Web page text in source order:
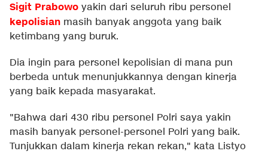
Sigit Prabowo yakin dari seluruh ribu personel
kepolisian masih banyak anggota yang baik
ketimbang yang buruk.
Dia ingin para personel kepolisian di mana pun
berbeda untuk menunjukkannya dengan kinerja
yang baik kepada masyarakat.
"Bahwa dari 430 ribu personel Polri saya yakin
masih banyak personel-personel Polri yang baik.
Tunjukkan dalam kinerja rekan rekan," kata Listyo